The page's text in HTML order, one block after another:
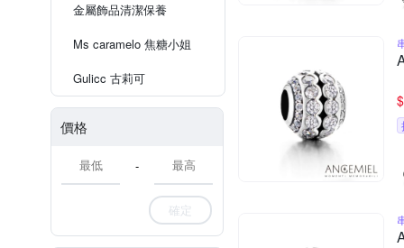
金屬飾品清潔保養
Ms caramelo 焦糖小姐
Gulicc 古莉可
價格
-
確定
$